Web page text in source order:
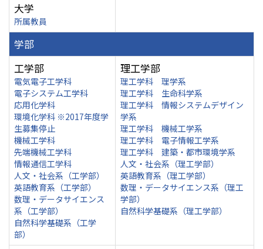
大学
所属教員
学部
工学部
電気電子工学科
電子システム工学科
応用化学科
環境化学科 ※2017年度学
生募集停止
機械工学科
先端機械工学科
情報通信工学科
人文・社会系（工学部）
英語教育系（工学部）
数理・データサイエンス
系（工学部）
自然科学基礎系（工学
部）
理工学部
理工学科 理学系
理工学科 生命科学系
理工学科 情報システムデザイン
学系
理工学科 機械工学系
理工学科 電子情報工学系
理工学科 建築・都市環境学系
人文・社会系（理工学部）
英語教育系（理工学部）
数理・データサイエンス系（理工
学部）
自然科学基礎系（理工学部）